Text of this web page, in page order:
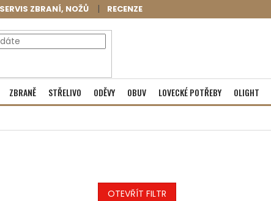
ZBRANÍ, NOŽŮ RECENZE
NÁKUPNÍ
KOŠÍK
Prázdný košík
ZBRANĚ STŘELIVO ODĚVY OBUV LOVECKÉ POTŘEBY OLIGHT
OTEVŘÍT FILTR